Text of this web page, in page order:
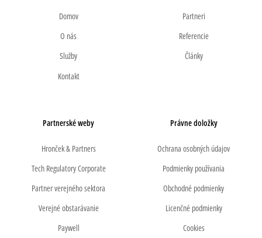
Domov
O nás
Služby
Kontakt
Partneri
Referencie
Články
Partnerské weby
Hronček & Partners
Tech Regulatory Corporate
Partner verejného sektora
Verejné obstarávanie
Paywell
Právne doložky
Ochrana osobných údajov
Podmienky používania
Obchodné podmienky
Licenčné podmienky
Cookies